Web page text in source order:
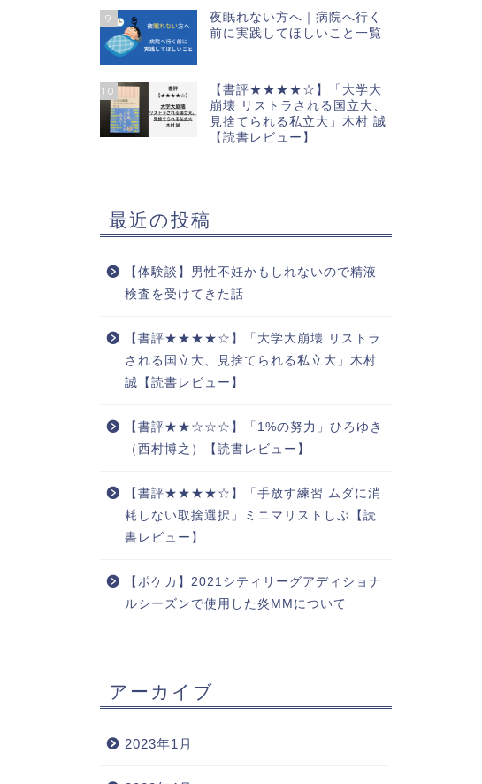
9
夜眠れない方へ｜病院へ行く
前に実践してほしいこと一覧
10
【書評★★★★☆】「大学大
崩壊 リストラされる国立大、
見捨てられる私立大」木村 誠
【読書レビュー】
最近の投稿
【体験談】男性不妊かもしれないので精液
検査を受けてきた話
【書評★★★★☆】「大学大崩壊 リストラ
される国立大、見捨てられる私立大」木村
誠【読書レビュー】
【書評★★☆☆☆】「1%の努力」ひろゆき
（西村博之）【読書レビュー】
【書評★★★★☆】「手放す練習 ムダに消
耗しない取捨選択」ミニマリストしぶ【読
書レビュー】
【ポケカ】2021シティリーグアディショナ
ルシーズンで使用した炎MMについて
アーカイブ
2023年1月